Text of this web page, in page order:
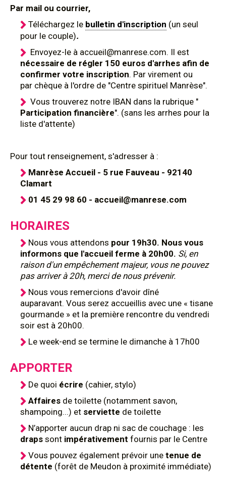
Par mail ou courrier,
Téléchargez le bulletin d'inscription (un seul
pour le couple).
Envoyez-le à accueil@manrese.com. Il est
nécessaire de régler 150 euros d'arrhes afin de
confirmer votre inscription. Par virement ou
par chèque à l'ordre de "Centre spirituel Manrèse".
Vous trouverez notre IBAN dans la rubrique "
Participation financière". (sans les arrhes pour la
liste d'attente)
Pour tout renseignement, s'adresser à :
Manrèse Accueil - 5 rue Fauveau - 92140
Clamart
01 45 29 98 60 - accueil@manrese.com
HORAIRES
Nous vous attendons pour 19h30. Nous vous
informons que l'accueil ferme à 20h00. Si, en
raison d'un empêchement majeur, vous ne pouvez
pas arriver à 20h, merci de nous prévenir.
Nous vous remercions d'avoir dîné
auparavant. Vous serez accueillis avec une « tisane
gourmande » et la première rencontre du vendredi
soir est à 20h00.
Le week-end se termine le dimanche à 17h00
APPORTER
De quoi écrire (cahier, stylo)
Affaires de toilette (notamment savon,
shampoing...) et serviette de toilette
N’apporter aucun drap ni sac de couchage : les
draps sont impérativement fournis par le Centre
Vous pouvez également prévoir une tenue de
détente (forêt de Meudon à proximité immédiate)